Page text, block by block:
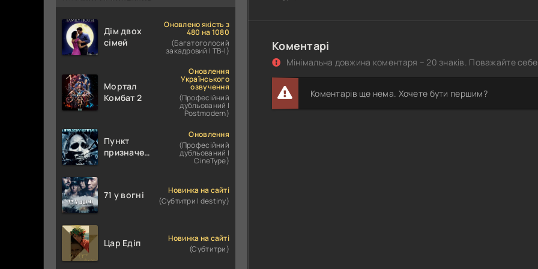
Коментарі
Мінімальна довжина коментаря – 20 знаків. Поважайте себе
Коментарів ще нема. Хочете бути першим?
Дім двох
сімей
Оновлено якість з
480 на 1080
(Багатоголосий
закадровий | ТВ-І)
Мортал
Комбат 2
Оновлення
Українського
озвучення
(Професійний
дубльований |
Postmodern)
Пункт
призначення
Оновлення
(Професійний
дубльований |
CineType)
71 у вогні
Новинка на сайті
(Субтитри | destiny)
Цар Едіп
Новинка на сайті
(Субтитри)